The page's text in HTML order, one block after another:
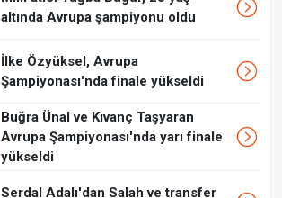
altında Avrupa şampiyonu oldu
İlke Özyüksel, Avrupa
Şampiyonası'nda finale yükseldi
Buğra Ünal ve Kıvanç Taşyaran
Avrupa Şampiyonası'nda yarı finale
yükseldi
Serdal Adalı'dan Salah ve transfer